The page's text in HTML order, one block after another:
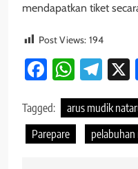
mendapatkan tiket
Post Views: 194
Facebook
Tagged: arus mudik
Parepare